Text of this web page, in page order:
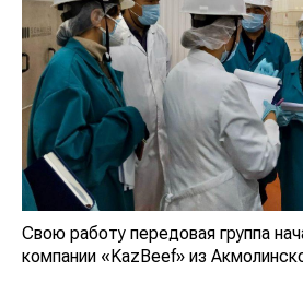
Свою работу передовая группа
компании «KazBeef» из